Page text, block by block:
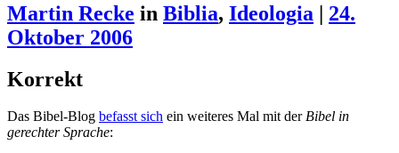
Martin Recke in Biblia, Ideologia | 24.
Oktober 2006
Korrekt
Das Bibel-Blog befasst sich ein weiteres Mal mit derBibel in
gerechter Sprache: